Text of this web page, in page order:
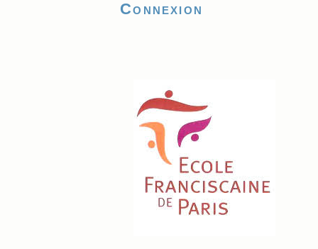
Connexion